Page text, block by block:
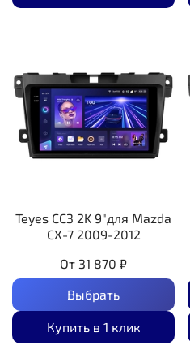
Teyes CC3 2K 9"для Mazda
CX-7 2009-2012
От 31 870 ₽
Выбрать
Купить в 1 клик